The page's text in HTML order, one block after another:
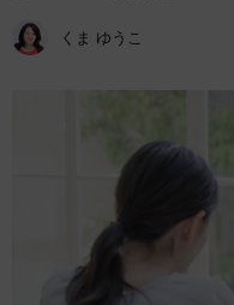
くま ゆうこ